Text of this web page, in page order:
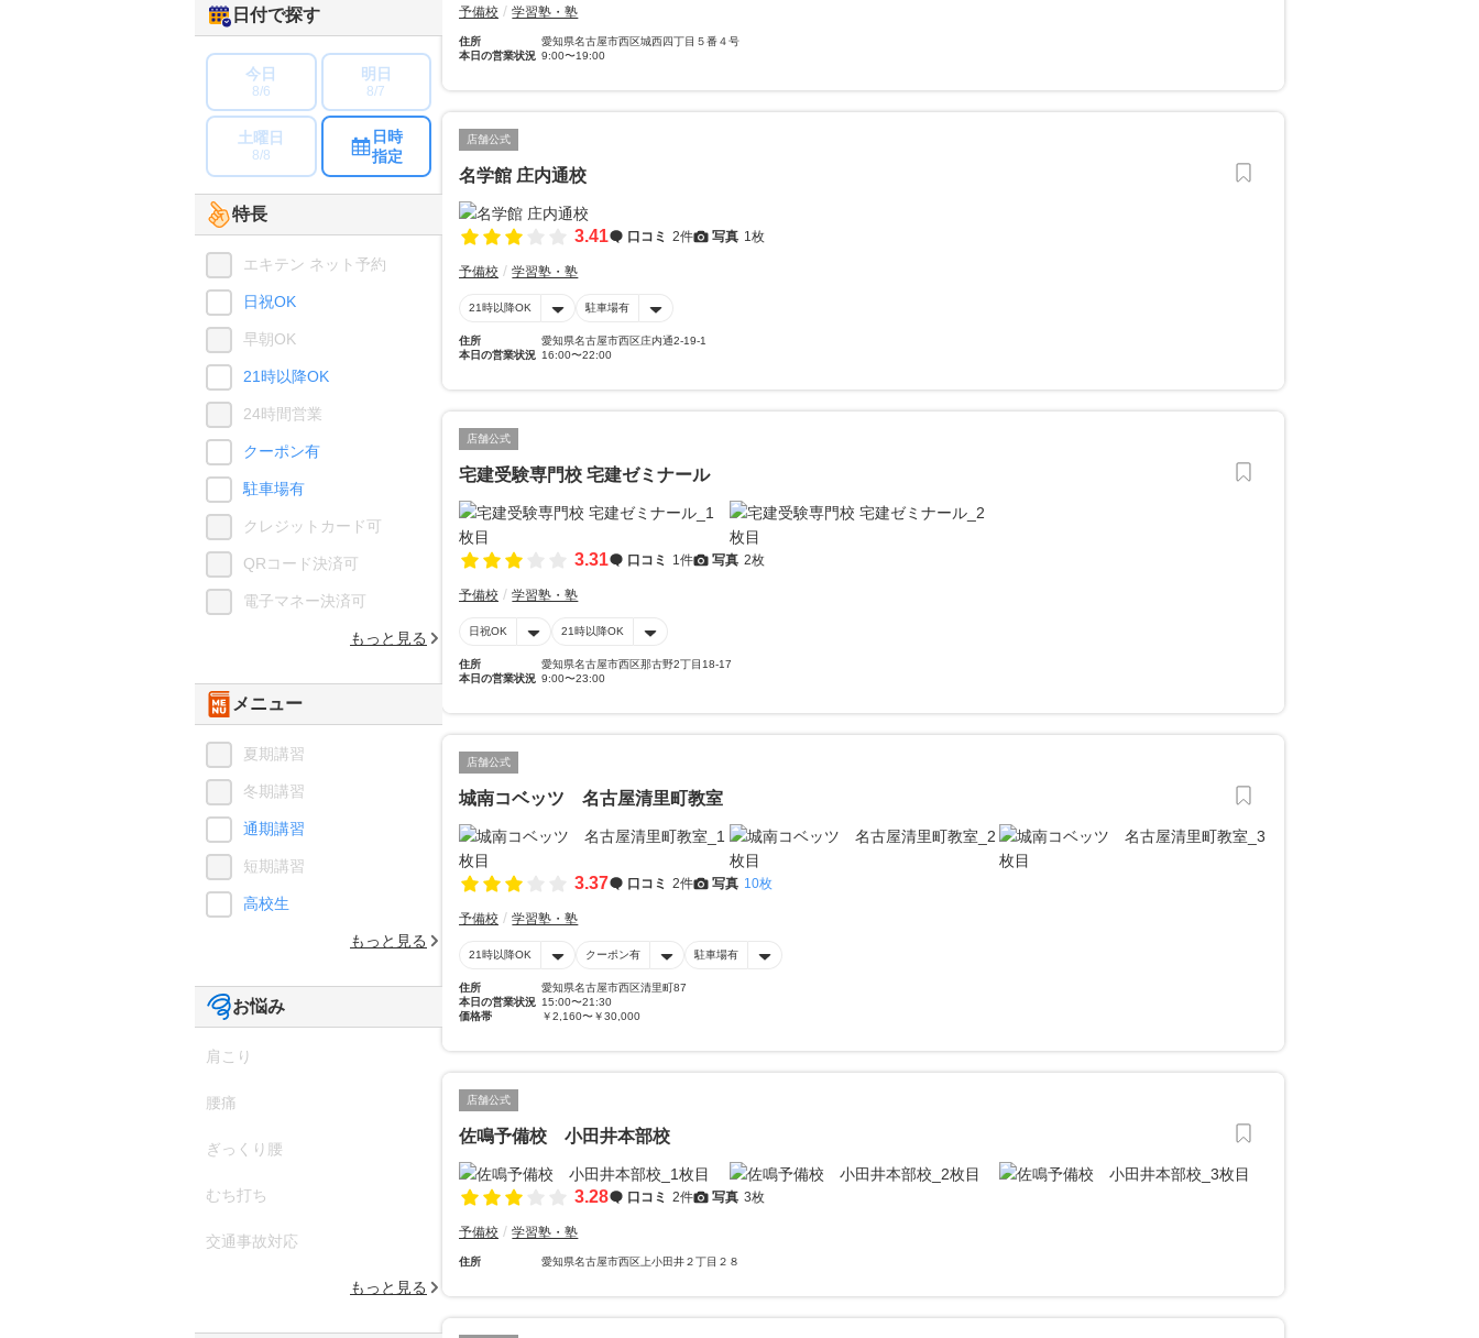
予備校 学習塾・塾
住所
愛知県名古屋市西区城西四丁目５番４号
本日の営業状況 9:00〜19:00
店舗公式
名学館 庄内通校
3.41 口コミ 2件 写真 1枚
予備校 学習塾・塾
21時以降OK 駐車場有
住所
愛知県名古屋市西区庄内通2-19-1
本日の営業状況 16:00〜22:00
店舗公式
宅建受験専門校 宅建ゼミナール
3.31 口コミ 1件 写真 2枚
予備校 学習塾・塾
日祝OK 21時以降OK
住所
愛知県名古屋市西区那古野2丁目18-17
本日の営業状況 9:00〜23:00
店舗公式
城南コベッツ 名古屋清里町教室
3.37 口コミ 2件 写真 10枚
予備校 学習塾・塾
21時以降OK クーポン有 駐車場有
住所
愛知県名古屋市西区清里町87
本日の営業状況 15:00〜21:30
価格帯
￥2,160〜￥30,000
店舗公式
佐鳴予備校 小田井本部校
3.28 口コミ 2件 写真 3枚
予備校 学習塾・塾
住所 愛知県名古屋市西区上小田井２丁目２８
日付で探す
今日
8/6
明日
8/7
土曜日
8/8
日時
指定
特長
エキテン ネット予約
日祝OK
早朝OK
21時以降OK
24時間営業
クーポン有
駐車場有
クレジットカード可
QRコード決済可
電子マネー決済可
もっと見る
メニュー
夏期講習
冬期講習
通期講習
短期講習
高校生
もっと見る
お悩み
肩こり
腰痛
ぎっくり腰
むち打ち
交通事故対応
もっと見る